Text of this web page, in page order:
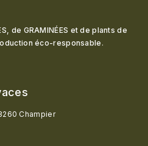
de GRAMINÉES et de plants de
éco-responsable .
Champier